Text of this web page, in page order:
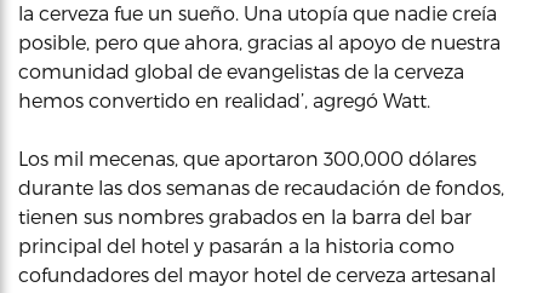
la cerveza fue un sueño. Una utopía que nadie creía
posible, pero que ahora, gracias al apoyo de nuestra
comunidad global de evangelistas de la cerveza
hemos convertido en realidad’, agregó Watt.
Los mil mecenas, que aportaron 300,000 dólares
durante las dos semanas de recaudación de fondos,
tienen sus nombres grabados en la barra del bar
principal del hotel y pasarán a la historia como
cofundadores del mayor hotel de cerveza artesanal